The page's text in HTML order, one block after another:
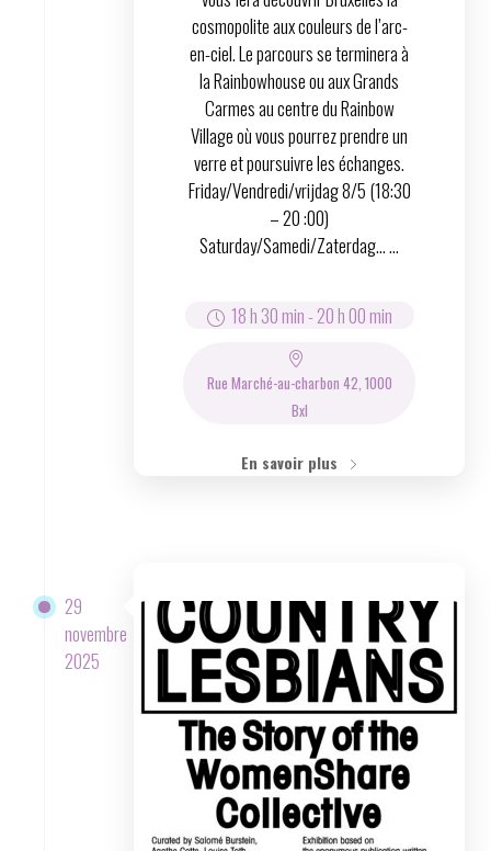
cosmopolite aux couleurs de l’arc-
en-ciel. Le parcours se terminera à
la Rainbowhouse ou aux Grands
Carmes au centre du Rainbow
Village où vous pourrez prendre un
verre et poursuivre les échanges.
Friday/Vendredi/vrijdag 8/5 (18:30
– 20 :00)
Saturday/Samedi/Zaterdag… ...
18 h 30 min-20 h 00 min
Rue Marché-au-charbon 42, 1000
Bxl
En savoir plus
29
novembre
2025